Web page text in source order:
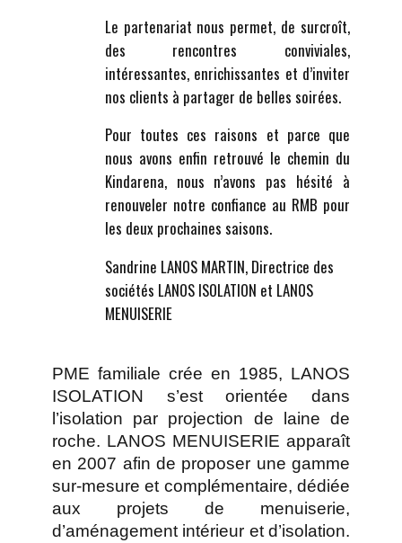
Le partenariat nous permet, de surcroît,
des rencontres conviviales,
intéressantes, enrichissantes et d’inviter
nos clients à partager de belles soirées.
Pour toutes ces raisons et parce que
nous avons enfin retrouvé le chemin du
Kindarena, nous n’avons pas hésité à
renouveler notre confiance au RMB pour
les deux prochaines saisons.
Sandrine LANOS MARTIN, Directrice des
sociétés LANOS ISOLATION et LANOS
MENUISERIE
PME familiale crée en 1985, LANOS
ISOLATION s’est orientée dans
l’isolation par projection de laine de
roche. LANOS MENUISERIE apparaît
en 2007 afin de proposer une gamme
sur-mesure et complémentaire, dédiée
aux projets de menuiserie,
d’aménagement intérieur et d’isolation.